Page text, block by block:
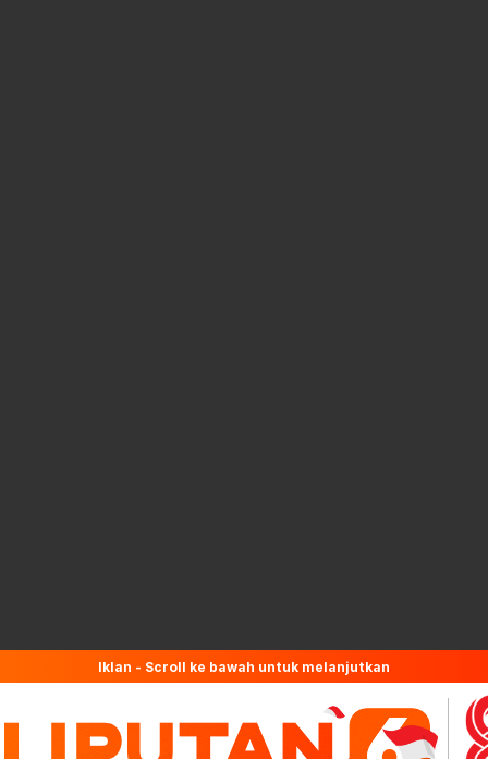
Iklan - Scroll ke bawah untuk melanjutkan